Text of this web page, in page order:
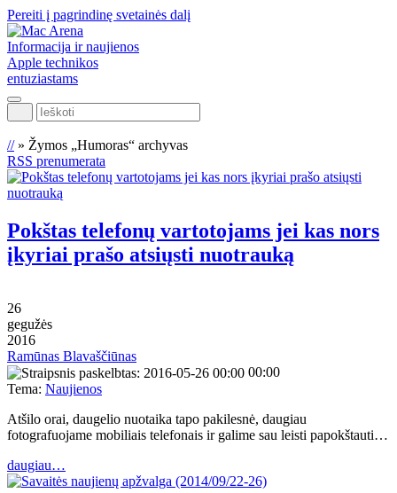
Pereiti į pagrindinę svetainės dalį
Informacija ir naujienos
Apple technikos
entuziastams
Ieškoti
//» Žymos „Humoras“ archyvas
RSS prenumerata
Pokštas telefonų vartotojams jei kas nors
įkyriai prašo atsiųsti nuotrauką
26
gegužės
2016
Ramūnas Blavaščiūnas
00:00
Tema: Naujienos
Atšilo orai, daugelio nuotaika tapo pakilesnė, daugiau
fotografuojame mobiliais telefonais ir galime sau leisti papokštauti…
daugiau…